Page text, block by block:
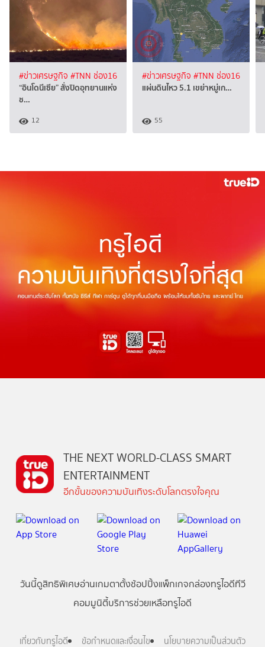
#ข่าวเศรษฐกิจ #TNN ช่อง16
“อินโดนีเซีย” สั่งปิดอุทยานแห่ง
ช…
12
#ข่าวเศรษฐกิจ #TNN ช่อง16
แผ่นดินไหว 5.1 เขย่าหมู่เก…
55
THE NEXT WORLD-CLASS SMART
ENTERTAINMENT
อีกขั้นของความบันเทิงระดับโลกตรงใจคุณ
วันนี้ดูสิทธิพิเศษอ่านเกมตาตั้งช้อปปิ้งแพ็กเกจกล่องทรูไอดีทีวี
คอมมูนิตี้บริการช่วยเหลือทรูไอดี
เกี่ยวกับทรูไอดี ข้อกำหนดและเงื่อนไข นโยบายความเป็นส่วนตัว